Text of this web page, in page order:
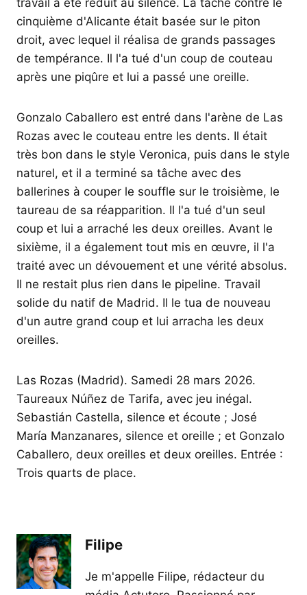
travail a été réduit au silence. La tâche contre le
cinquième d'Alicante était basée sur le piton
droit, avec lequel il réalisa de grands passages
de tempérance. Il l'a tué d'un coup de couteau
après une piqûre et lui a passé une oreille.
Gonzalo Caballero est entré dans l'arène de Las
Rozas avec le couteau entre les dents. Il était
très bon dans le style Veronica, puis dans le style
naturel, et il a terminé sa tâche avec des
ballerines à couper le souffle sur le troisième, le
taureau de sa réapparition. Il l'a tué d'un seul
coup et lui a arraché les deux oreilles. Avant le
sixième, il a également tout mis en œuvre, il l'a
traité avec un dévouement et une vérité absolus.
Il ne restait plus rien dans le pipeline. Travail
solide du natif de Madrid. Il le tua de nouveau
d'un autre grand coup et lui arracha les deux
oreilles.
Las Rozas (Madrid). Samedi 28 mars 2026.
Taureaux Núñez de Tarifa, avec jeu inégal.
Sebastián Castella, silence et écoute ; José
María Manzanares, silence et oreille ; et Gonzalo
Caballero, deux oreilles et deux oreilles. Entrée :
Trois quarts de place.
Filipe
Je m'appelle Filipe, rédacteur du